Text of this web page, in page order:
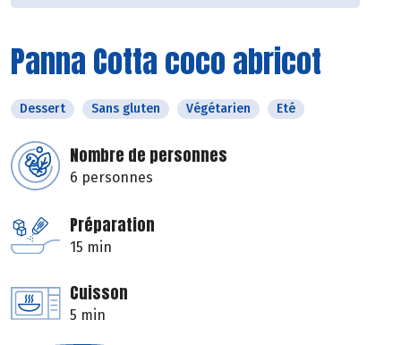
Panna Cotta coco abricot
Dessert Sans gluten Végétarien Eté
Nombre de personnes
6 personnes
Préparation
15 min
Cuisson
5 min